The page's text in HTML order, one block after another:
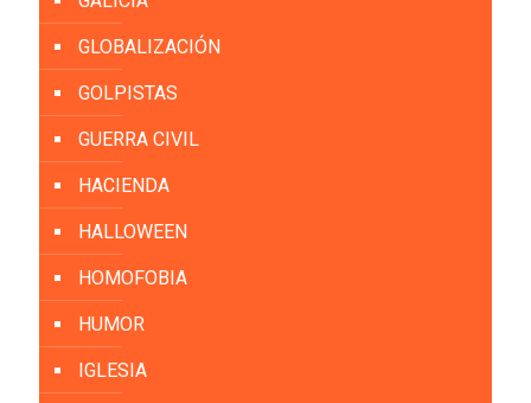
GLOBALIZACIÓN
GOLPISTAS
GUERRA CIVIL
HACIENDA
HALLOWEEN
HOMOFOBIA
HUMOR
IGLESIA